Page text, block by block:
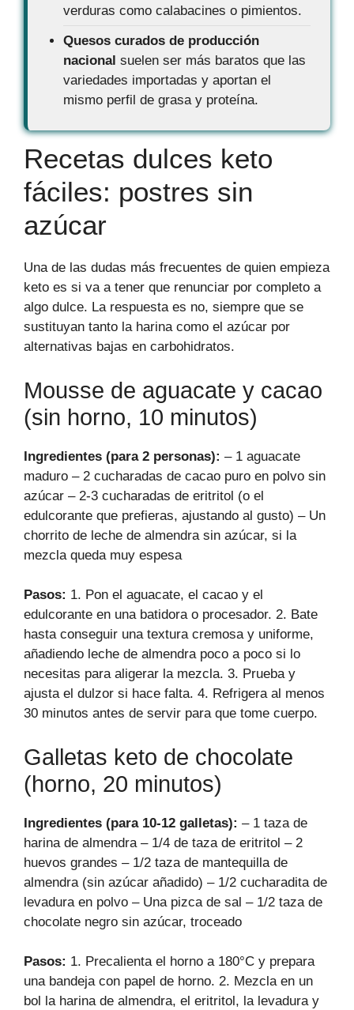
verduras como calabacines o pimientos.
Quesos curados de producción
nacional suelen ser más baratos que las
variedades importadas y aportan el
mismo perfil de grasa y proteína.
Recetas dulces keto
fáciles: postres sin
azúcar
Una de las dudas más frecuentes de quien empieza
keto es si va a tener que renunciar por completo a
algo dulce. La respuesta es no, siempre que se
sustituyan tanto la harina como el azúcar por
alternativas bajas en carbohidratos.
Mousse de aguacate y cacao
(sin horno, 10 minutos)
Ingredientes (para 2 personas): – 1 aguacate
maduro – 2 cucharadas de cacao puro en polvo sin
azúcar – 2-3 cucharadas de eritritol (o el
edulcorante que prefieras, ajustando al gusto) – Un
chorrito de leche de almendra sin azúcar, si la
mezcla queda muy espesa
Pasos: 1. Pon el aguacate, el cacao y el
edulcorante en una batidora o procesador. 2. Bate
hasta conseguir una textura cremosa y uniforme,
añadiendo leche de almendra poco a poco si lo
necesitas para aligerar la mezcla. 3. Prueba y
ajusta el dulzor si hace falta. 4. Refrigera al menos
30 minutos antes de servir para que tome cuerpo.
Galletas keto de chocolate
(horno, 20 minutos)
Ingredientes (para 10-12 galletas): – 1 taza de
harina de almendra – 1/4 de taza de eritritol – 2
huevos grandes – 1/2 taza de mantequilla de
almendra (sin azúcar añadido) – 1/2 cucharadita de
levadura en polvo – Una pizca de sal – 1/2 taza de
chocolate negro sin azúcar, troceado
Pasos: 1. Precalienta el horno a 180°C y prepara
una bandeja con papel de horno. 2. Mezcla en un
bol la harina de almendra, el eritritol, la levadura y